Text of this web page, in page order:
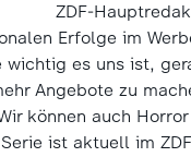
ZDF-
Erfolge im
es uns ist,
Angebote zu
können auch
ist aktuell im